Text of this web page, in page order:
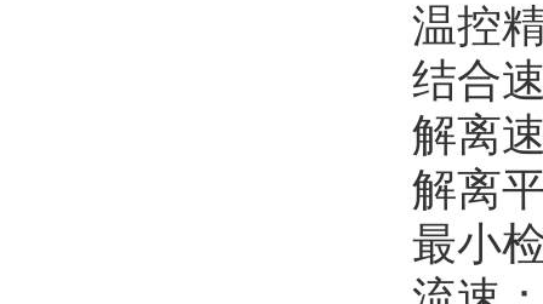
温控
结合
解离
解离
最小